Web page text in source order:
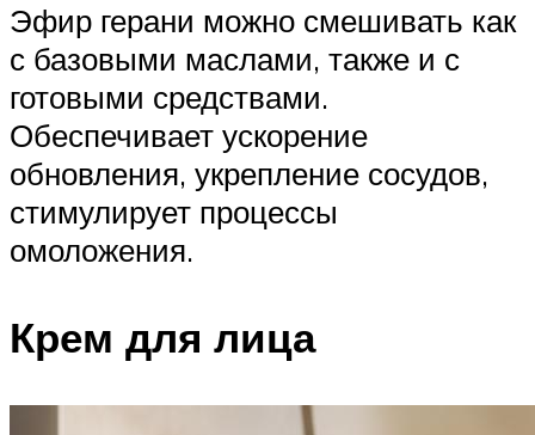
Эфир герани можно смешивать как
с базовыми маслами, также и с
готовыми средствами.
Обеспечивает ускорение
обновления, укрепление сосудов,
стимулирует процессы
омоложения.
Крем для лица